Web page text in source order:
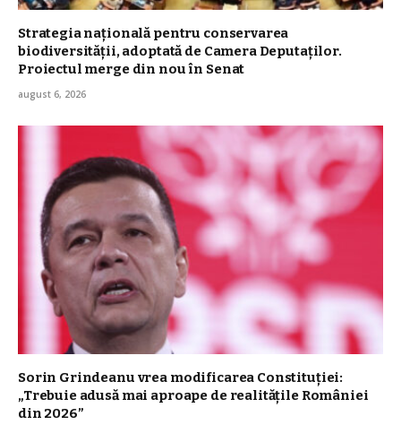
Strategia naţională pentru conservarea
biodiversităţii, adoptată de Camera Deputaților.
Proiectul merge din nou în Senat
august 6, 2026
Sorin Grindeanu vrea modificarea Constituției:
„Trebuie adusă mai aproape de realităţile României
din 2026”